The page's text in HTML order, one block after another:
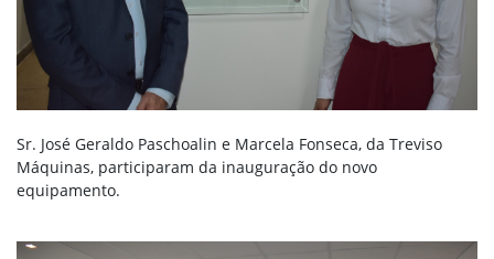
Sr. José Geraldo Paschoalin e Marcela Fonseca, da Treviso
Máquinas, participaram da inauguração do novo
equipamento.